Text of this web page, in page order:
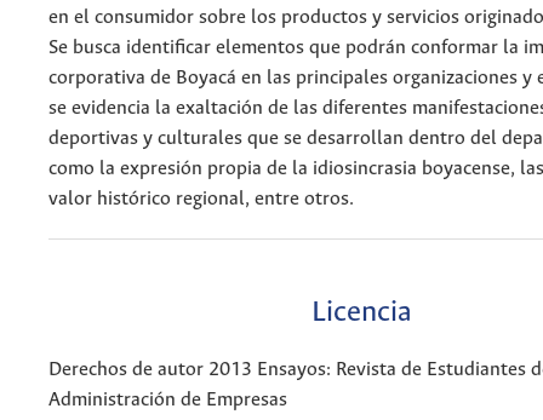
en el consumidor sobre los productos y servicios
Se busca identificar elementos que podrán conformar la
corporativa de Boyacá en las principales organizaciones y
se evidencia la exaltación de las diferentes
deportivas y culturales que se desarrollan dentro del
como la expresión propia de la idiosincrasia boyacense,
valor histórico regional, entre otros.
Licencia
Derechos de autor 2013 Ensayos: Revista de Estudiantes
Administración de Empresas